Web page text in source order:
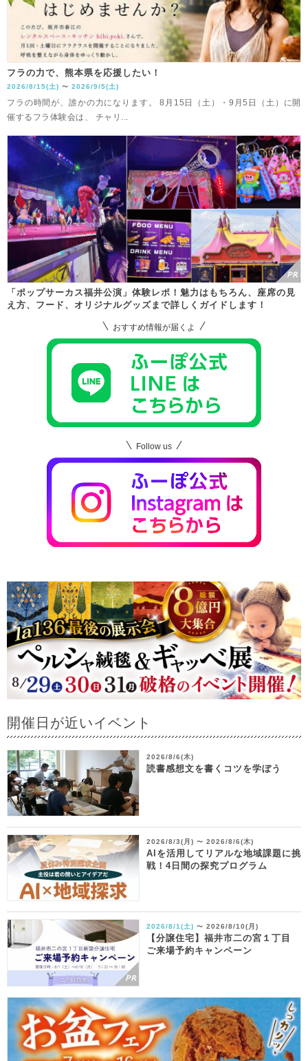
フラの力で、熊本県を応援したい！
2026/8/15(土) 〜 2026/9/5(土)
フラの時間が、誰かの力になります。 8月15日（土）・9月5日（土）に開
催するフラ体験会は、 チャリ...
「ポップサーカス福井公演」体験レポ！魅力はもちろん、座席の見
え方、フード、オリジナルグッズまで詳しくガイドします！
おすすめ情報が届くよ
Follow us
開催日が近いイベント
2026/8/6(木)
読書感想文を書くコツを学ぼう
2026/8/3(月) 〜 2026/8/6(木)
AIを活用してリアルな地域課題に挑
戦！4日間の探究プログラム
2026/8/1(土) 〜 2026/8/10(月)
【分譲住宅】福井市二の宮１丁目
ご来場予約キャンペーン